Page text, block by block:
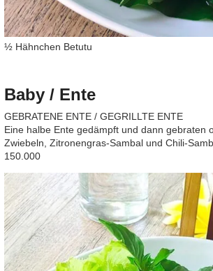
½ Hähnchen Betutu
Baby / Ente
GEBRATENE ENTE / GEGRILLTE ENTE
Eine halbe Ente gedämpft und dann gebraten
Zwiebeln, Zitronengras-Sambal und Chili-
150.000